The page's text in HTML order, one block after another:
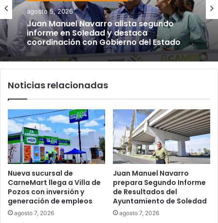
agosto 5, 2026
Juan Manuel Navarro alista segundo
informe en Soledad y destaca
coordinación con Gobierno del Estado
Noticias relacionadas
Nueva sucursal de
CarneMart llega a Villa de
Pozos con inversión y
generación de empleos
agosto 7, 2026
Juan Manuel Navarro
prepara Segundo Informe
de Resultados del
Ayuntamiento de Soledad
agosto 7, 2026